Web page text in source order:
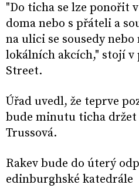
"Do ticha se lze ponořit
doma nebo s přáteli a
na ulici se sousedy
lokálních akcích," stojí v
Street.
Úřad uvedl, že teprve
bude minutu ticha
Trussová.
Rakev bude do úterý
edinburghské katedrále